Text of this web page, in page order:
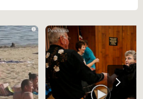
i